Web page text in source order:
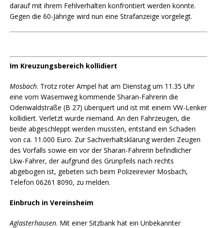
darauf mit ihrem Fehlverhalten konfrontiert werden konnte.
Gegen die 60-Jährige wird nun eine Strafanzeige vorgelegt.
Im Kreuzungsbereich kollidiert
Mosbach. Trotz roter Ampel hat am Dienstag um 11.35 Uhr
eine vom Wasemweg kommende Sharan-Fahrerin die
Odenwaldstraße (B 27) überquert und ist mit einem VW-Lenker
kollidiert. Verletzt wurde niemand. An den Fahrzeugen, die
beide abgeschleppt werden mussten, entstand ein Schaden
von ca. 11.000 Euro. Zur Sachverhaltsklärung werden Zeugen
des Vorfalls sowie ein vor der Sharan-Fahrerin befindlicher
Lkw-Fahrer, der aufgrund des Grünpfeils nach rechts
abgebogen ist, gebeten sich beim Polizeirevier Mosbach,
Telefon 06261 8090, zu melden.
Einbruch in Vereinsheim
Aglasterhausen. Mit einer Sitzbank hat ein Unbekannter